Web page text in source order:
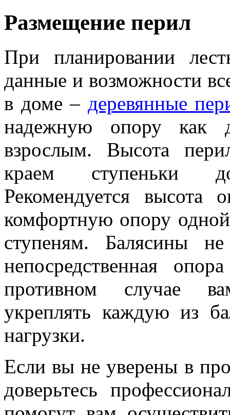
Размещение перил
При планировании
данные и возможности
в доме – деревянные
надежную опору как
взрослым. Высота
краем ступеньки
Рекомендуется высота
комфортную опору
ступеням. Балясины
непосредственная
противном случае
укреплять каждую из
нагрузки.
Если вы не уверены в
доверьтесь